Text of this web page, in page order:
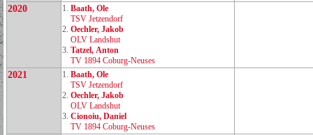
2020 1. Baath, Ole
TSV Jetzendorf
2. Oechler, Jakob
OLV Landshut
3. Tatzel, Anton
TV 1894 Coburg‑Neuses
2021 1. Baath, Ole
TSV Jetzendorf
2. Oechler, Jakob
OLV Landshut
3. Cionoiu, Daniel
TV 1894 Coburg‑Neuses